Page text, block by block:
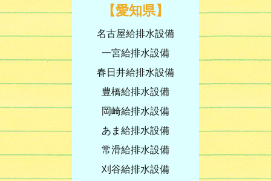
【愛知県】
名古屋給排水設備
一宮給排水設備
春日井給排水設備
豊橋給排水設備
岡崎給排水設備
あま給排水設備
常滑給排水設備
刈谷給排水設備